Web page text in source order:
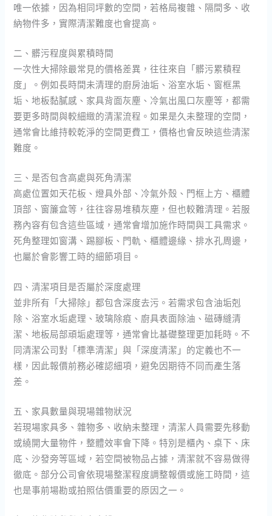
唯一依據，因為相同坪數的空間，若格局複雜、隔間多、收
納物件多，實際清潔難度也會提高。
二、髒污程度與累積時間
一次性大掃除最常見的價格差異，往往來自「髒污累積程
度」。例如長時間未清理的廚房油垢、浴室水垢、窗框黑
垢、地板黏膩感、家具背面灰塵、冷氣出風口灰塵等，都需
要更多時間與較細緻的清潔流程。如果是久未整理的空間，
通常會比維持較乾淨的空間更費工，價格也會反映這些清潔
難度。
三、是否包含高處與死角清潔
高處位置如天花板、燈具外部、冷氣外殼、門框上方、櫃體
頂部、窗簾盒等，往往容易堆積灰塵，但也較難清理。若服
務內容有包含這些區域，通常會增加施作時間與工具需求。
死角整理如窗溝、踢腳板、門軌、櫃體邊緣、排水孔周邊，
也屬於會影響工時的細節項目。
四、清潔項目是否屬於深度處理
並非所有「大掃除」都包含深度去污。若需求包含油垢剋
除、浴室水垢處理、玻璃除痕、廚具表面除油、磁磚縫清
潔、地板局部頑垢處理等，通常會比基礎整理更加耗時。不
同清潔公司對「標準清潔」與「深度清潔」的定義也不一
樣，因此報價前務必確認細項，避免因期待不同而產生落
差。
五、家具數量與現場雜物狀況
若現場家具多、雜物多、收納未整理，清潔人員需要先移動
或繞開大量物件，整體效率會下降。特別是櫃內、桌下、床
底、沙發旁等區域，若空間被物品占據，清潔就不容易做得
徹底。部分公司會依現場整潔程度調整報價或施工時間，這
也是事前場勘或拍照估價重要的原因之一。